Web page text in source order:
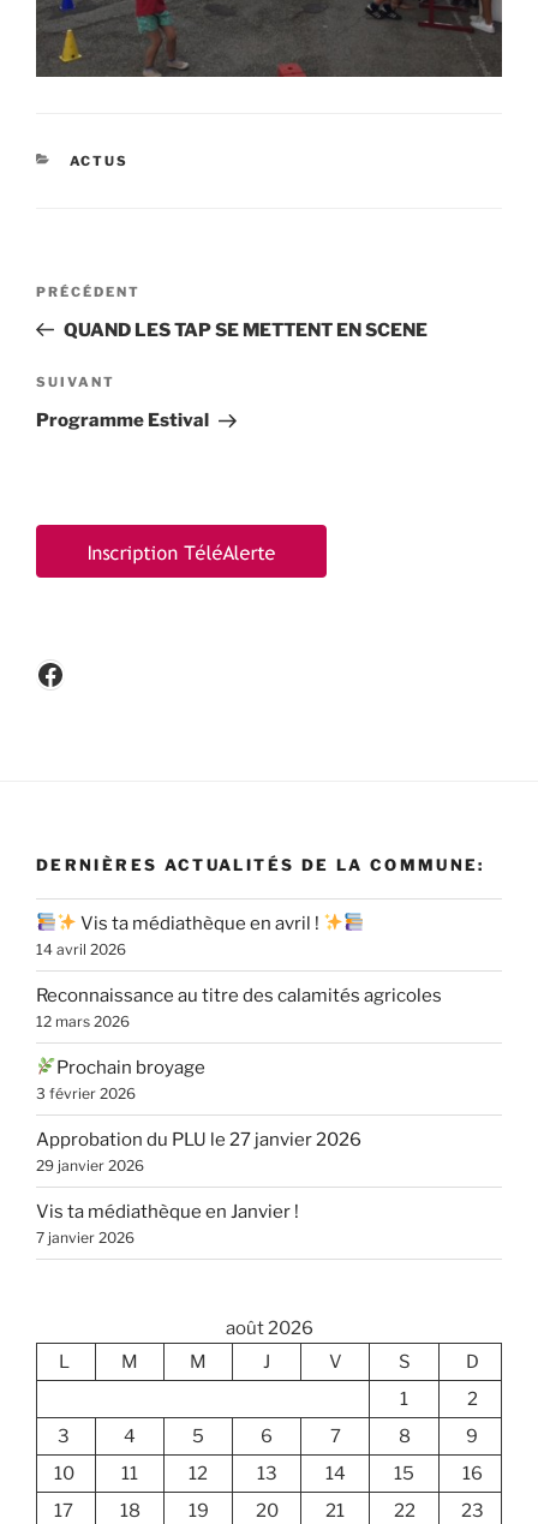
CATÉGORIES
ACTUS
Navigation
l’article
Article
précédent
PRÉCÉDENT
QUAND LES TAP SE METTENT EN SCENE
Article
suivant
SUIVANT
Programme Estival
Facebook
DERNIÈRES ACTUALITÉS DE LA COMMUNE:
Vis ta médiathèque en avril !
14 avril 2026
Reconnaissance au titre des calamités agricoles
12 mars 2026
Prochain broyage
3 février 2026
Approbation du PLU le 27 janvier 2026
29 janvier 2026
Vis ta médiathèque en Janvier !
7 janvier 2026
août 2026
L
M M J V S
D
1
2
3
4 5 6 7 8
9
10
11 12 13 14 15
16
17
18 19 20 21 22
23